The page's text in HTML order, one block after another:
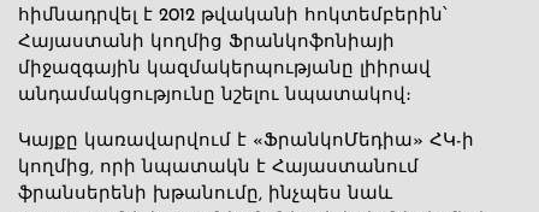
հիմնադրվել է 2012 թվականի հոկտեմբերին՝
Հայաստանի կողմից Ֆրանկոֆոնիայի
միջազգային կազմակերպությանը լիիրավ
անդամակցությունը նշելու նպատակով։
Կայքը կառավարվում է «ՖրանկոՄեդիա» ՀԿ-ի
կողմից, որի նպատակն է Հայաստանում
ֆրանսերենի խթանումը, ինչպես նաև